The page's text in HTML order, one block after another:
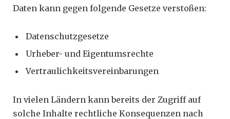
Daten kann gegen folgende Gesetze verstoßen:
Datenschutzgesetze
Urheber- und Eigentumsrechte
Vertraulichkeitsvereinbarungen
In vielen Ländern kann bereits der Zugriff auf
solche Inhalte rechtliche Konsequenzen nach